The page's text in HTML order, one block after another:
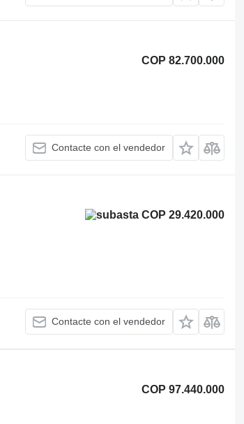
COP 82.700.000
Contacte con el vendedor
COP 29.420.000
Contacte con el vendedor
COP 97.440.000